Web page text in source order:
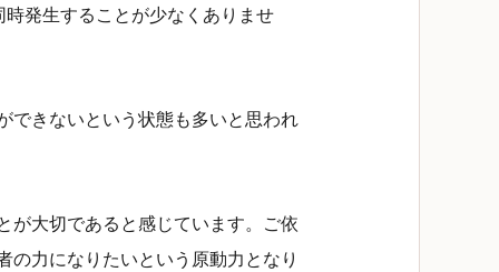
発生することが少なくありませ
できないという状態も多いと思われ
が大切であると感じています。ご依
力になりたいという原動力となり